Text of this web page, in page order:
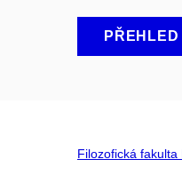
Filozofická fakulta